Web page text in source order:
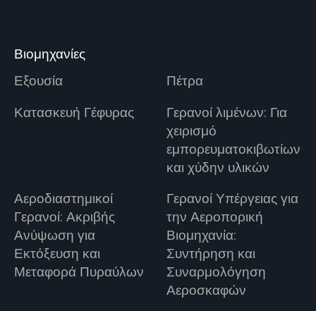
Βιομηχανίες
Εξουσία
Πέτρα
Κατασκευή Γέφυρας
Γερανοί λιμένων: Για
χειρισμό
εμπορευματοκιβωτίων
και χύδην υλικών
Αεροδιαστημικοί
Γερανοί: Ακριβής
Ανύψωση για
Εκτόξευση και
Μεταφορά Πυραύλων
Γερανοί Υπέργειας για
την Αεροπορική
Βιομηχανία:
Συντήρηση και
Συναρμολόγηση
Αεροσκαφών